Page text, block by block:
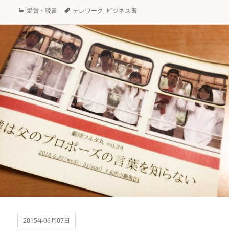
カ
ゴ
リ
ー
鑑賞・読書
タ
テレワーク, ビジネス書
2015年06月07日